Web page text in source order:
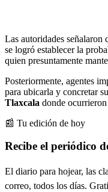
Las autoridades señalaron
se logró establecer la
quien presuntamente
Posteriormente, agentes
para ubicarla y concretar
Tlaxcala donde
📰 Tu edición de hoy
Recibe el periódico
El diario para hojear, las
correo, todos los días.